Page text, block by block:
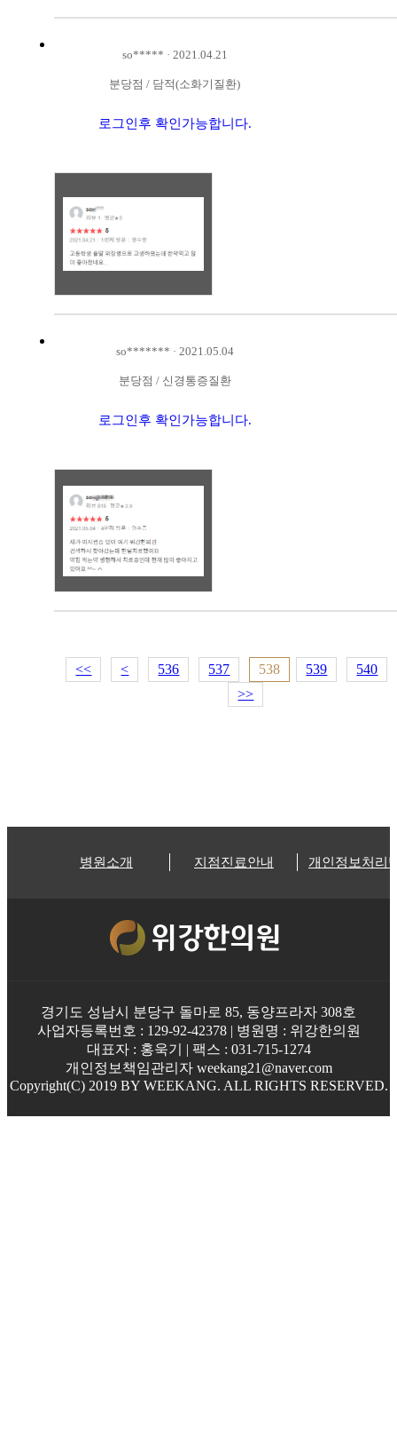
so***** · 2021.04.21
분당점 / 담적(소화기질환)
로그인후 확인가능합니다.
so******* · 2021.05.04
분당점 / 신경통증질환
로그인후 확인가능합니다.
<< < 536 537 538 539
540
>>
병원소개 지점진료안내 개인정보처리
경기도 성남시 분당구 돌마로 85, 동양프라자 308호
사업자등록번호 : 129-92-42378 | 병원명 : 위강한의원
대표자 : 홍욱기 | 팩스 : 031-715-1274
개인정보책임관리자 weekang21@naver.com
Copyright(C) 2019 BY WEEKANG. ALL RIGHTS RESERVED.